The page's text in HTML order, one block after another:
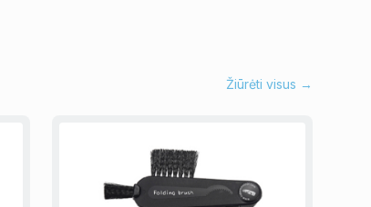
Žiūrėti visus →